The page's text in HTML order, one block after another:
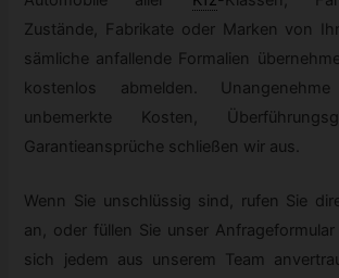
Zustände, Fabrikate oder Marken von
sämliche anfallende Formalien
kostenlos abmelden.
unbemerkte Kosten,
Garantieansprüche schließen wir aus.
Wenn Sie unschlüssig sind, rufen Sie
an, oder füllen Sie unser
sich jedem aus unserem Team